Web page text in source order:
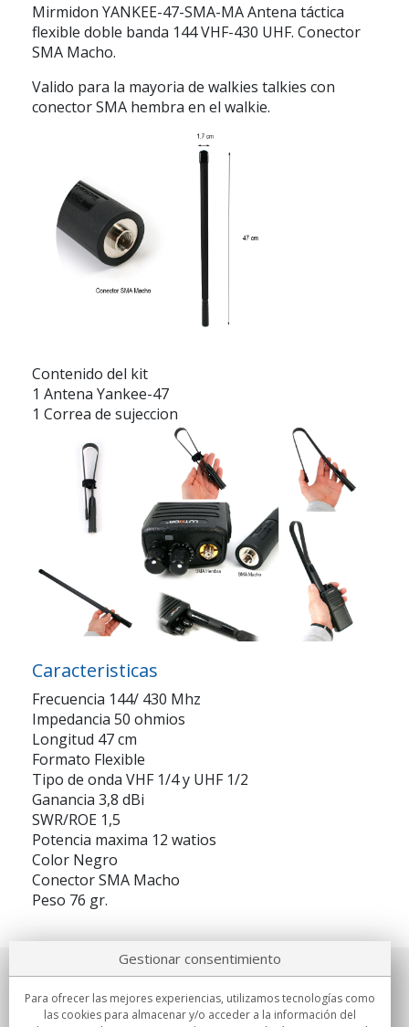
Mirmidon YANKEE-47-SMA-MA Antena táctica
flexible doble banda 144 VHF-430 UHF. Conector
SMA Macho.
Valido para la mayoria de walkies talkies con
conector SMA hembra en el walkie.
Contenido del kit
1 Antena Yankee-47
1 Correa de sujeccion
Caracteristicas
Frecuencia 144/ 430 Mhz
Impedancia 50 ohmios
Longitud 47 cm
Formato Flexible
Tipo de onda VHF 1/4 y UHF 1/2
Ganancia 3,8 dBi
SWR/ROE 1,5
Potencia maxima 12 watios
Color Negro
Conector SMA Macho
Peso 76 gr.
Sobre nosotros
Gestionar consentimiento
Para ofrecer las mejores experiencias, utilizamos tecnologías como
las cookies para almacenar y/o acceder a la información del